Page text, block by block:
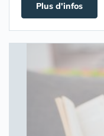
Plus d'infos